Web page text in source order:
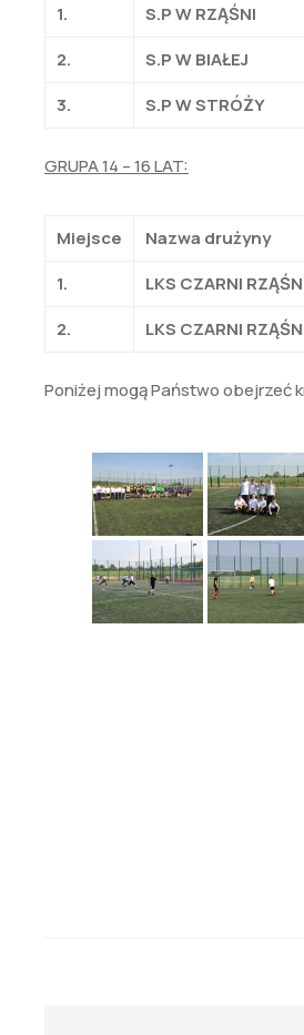
1.
S.P W RZĄŚNI
2.
S.P W BIAŁEJ
3.
S.P W STRÓŻY
GRUPA 14 – 16 LAT:
Miejsce Nazwa drużyny
1.
LKS CZARNI
2.
LKS CZARNI
Poniżej mogą Państwo obejrzeć